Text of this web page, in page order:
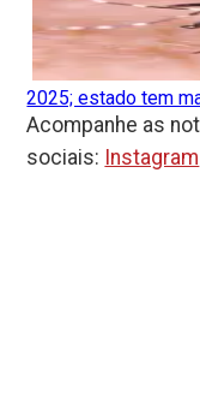
2025; estado tem
Acompanhe as
sociais: Instagram